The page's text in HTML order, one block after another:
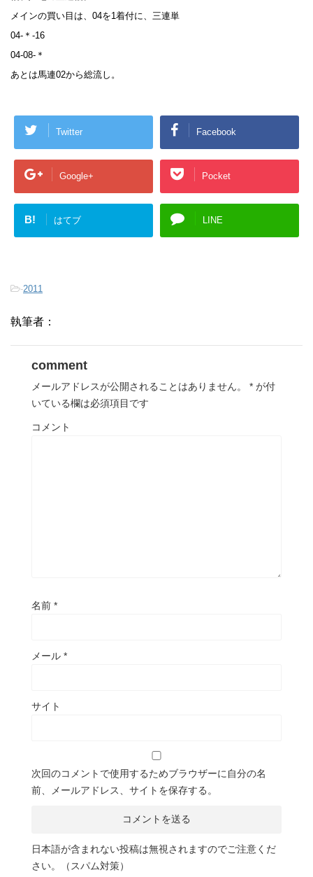
メインの買い目は、 04を1着付に、三連単
04- ＊ -16
04-08- ＊
あとは馬連02から総流し。
Twitter Facebook
Google+ Pocket
B! はてブ LINE
-2011
執筆者：
comment
メールアドレスが公開されることはありません。 * が付
いている欄は必須項目です
コメント
名前 *
メール *
サイト
次回のコメントで使用するためブラウザーに自分の名
前、メールアドレス、サイトを保存する。
日本語が含まれない投稿は無視されますのでご注意くだ
さい。（スパム対策）